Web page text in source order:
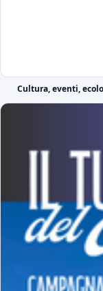
Cultura, eventi,